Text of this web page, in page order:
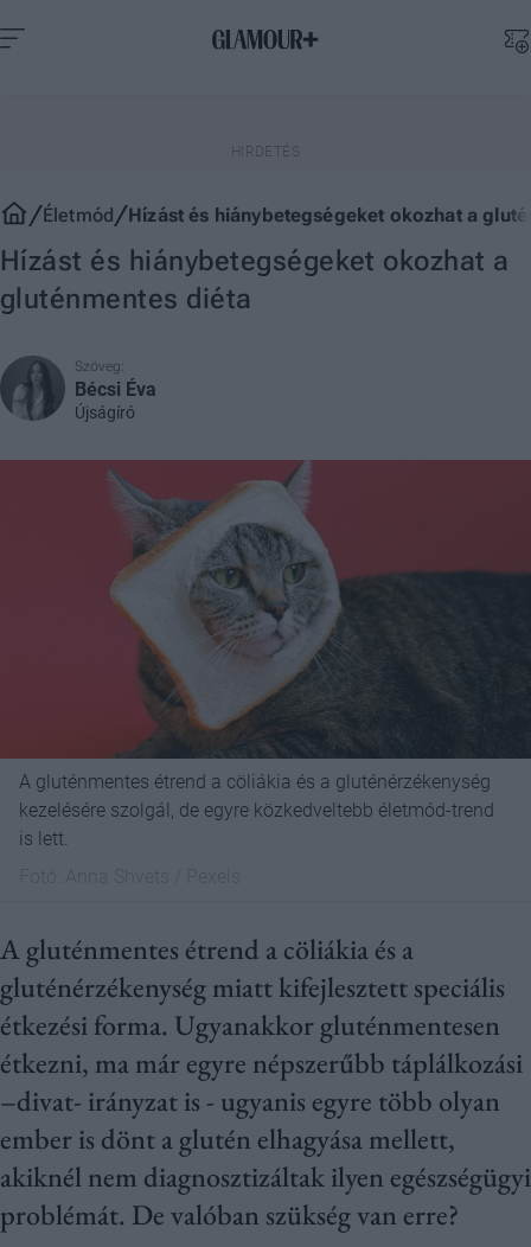
Életmód Hízást és hiánybetegségeket okozhat a
Hízást és hiánybetegségeket okozhat a
gluténmentes diéta
Szöveg:
Bécsi Éva
Újságíró
A gluténmentes étrend a cöliákia és a gluténérzékenység
kezelésére szolgál, de egyre közkedveltebb életmód-trend
is lett.
A gluténmentes étrend a cöliákia és a
gluténérzékenység miatt kifejlesztett speciális
étkezési forma. Ugyanakkor gluténmentesen
étkezni, ma már egyre népszerűbb táplálkozási
–divat- irányzat is - ugyanis egyre több olyan
ember is dönt a glutén elhagyása mellett,
akiknél nem diagnosztizáltak ilyen egészségügyi
problémát. De valóban szükség van erre?